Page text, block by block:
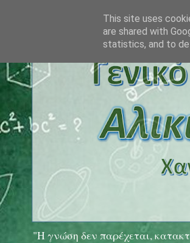
"Η γνώση δεν παρέχεται,
This site uses
are shared with
statistics, and to